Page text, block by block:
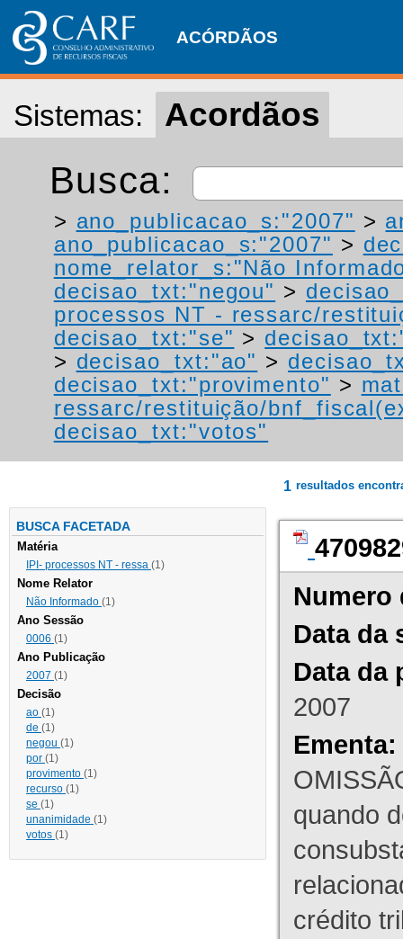
ACÓRDÃOS
Sistemas: Acordãos
Busca:
> ano_publicacao_s:"2007" >
ano_publicacao_s:"2007" >
nome_relator_s:"Não
decisao_txt:"negou" >
processos NT - ressarc/
decisao_txt:"se" >
> decisao_txt:"ao" >
decisao_txt:"provimento" >
ressarc/restituição/
decisao_txt:"votos"
BUSCA FACETADA
Matéria
IPI- processos NT - ressa (1)
Nome Relator
Não Informado (1)
Ano Sessão
0006 (1)
Ano Publicação
2007 (1)
Decisão
ao (1)
de (1)
negou (1)
por (1)
provimento (1)
recurso (1)
se (1)
unanimidade (1)
votos (1)
1 resultados
Numero
Data da
Data da
2007
Ementa:
quando
crédito